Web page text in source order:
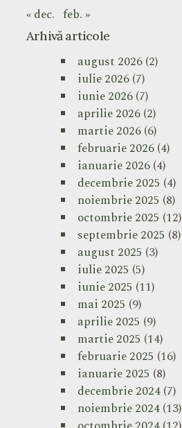
« dec. feb. »
Arhivă articole
august 2026(2)
iulie 2026(7)
iunie 2026(7)
aprilie 2026(2)
martie 2026(6)
februarie 2026(4)
ianuarie 2026(4)
decembrie 2025 (4)
noiembrie 2025 (8)
octombrie 2025 (12)
septembrie 2025 (8)
august 2025 (3)
iulie 2025 (5)
iunie 2025 (11)
mai 2025 (9)
aprilie 2025 (9)
martie 2025 (14)
februarie 2025 (16)
ianuarie 2025 (8)
decembrie 2024(7)
noiembrie 2024(13)